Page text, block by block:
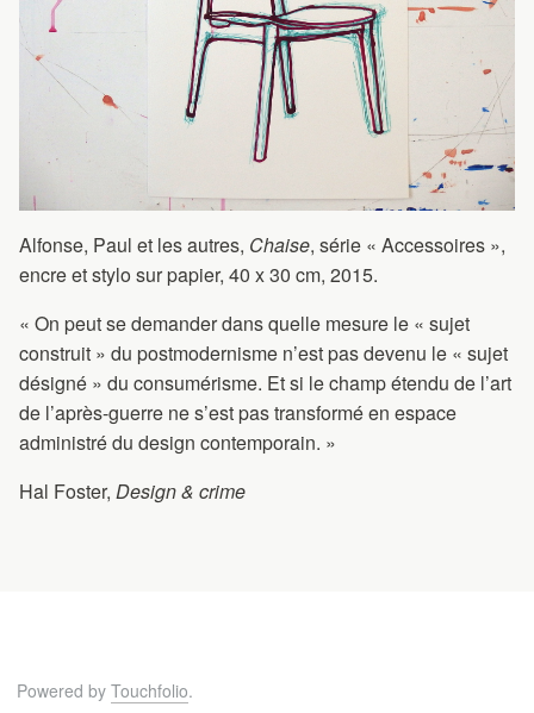
Alfonse, Paul et les autres, Chaise, série « Accessoires »,
encre et stylo sur papier, 40 x 30 cm, 2015.
« On peut se demander dans quelle mesure le « sujet
construit » du postmodernisme n’est pas devenu le « sujet
désigné » du consumérisme. Et si le champ étendu de l’art
de l’après-guerre ne s’est pas transformé en espace
administré du design contemporain. »
Hal Foster, Design & crime
Powered by Touchfolio.